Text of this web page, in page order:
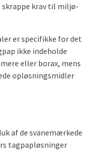
krav til miljø-
er specifikke for det
ikke indeholde
eller borax, mens
opløsningsmidler
af de svanemærkede
tagpapløsninger